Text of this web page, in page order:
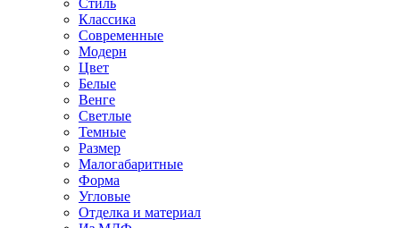
Стиль
Классика
Современные
Модерн
Цвет
Белые
Венге
Светлые
Темные
Размер
Малогабаритные
Форма
Угловые
Отделка и материал